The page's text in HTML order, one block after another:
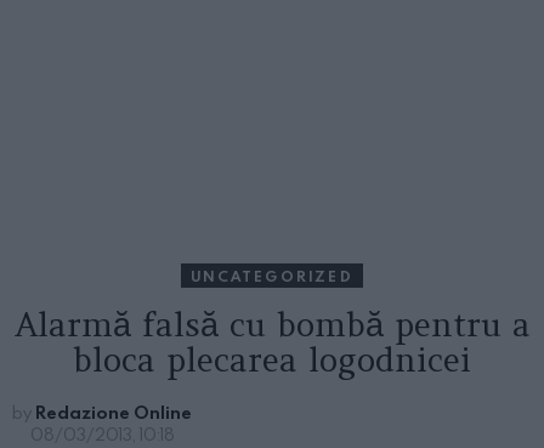
UNCATEGORIZED
Alarmă falsă cu bombă pentru a
bloca plecarea logodnicei
by Redazione Online
08/03/2013, 10:18